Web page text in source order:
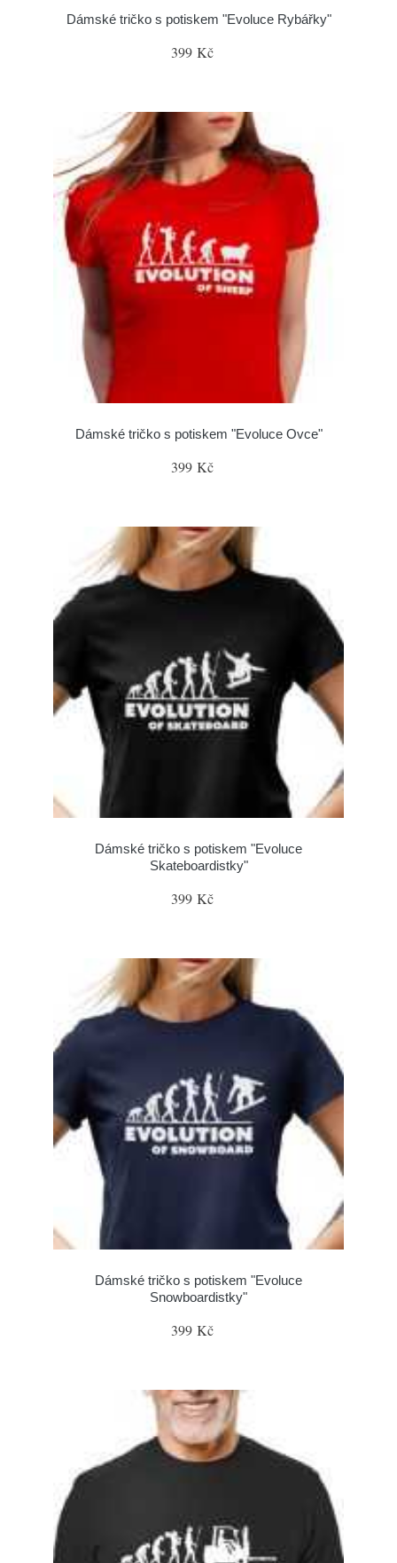
Dámské tričko s potiskem "Evoluce Rybářky"
399 Kč
Dámské tričko s potiskem "Evoluce Ovce"
399 Kč
Dámské tričko s potiskem "Evoluce
Skateboardistky"
399 Kč
Dámské tričko s potiskem "Evoluce
Snowboardistky"
399 Kč